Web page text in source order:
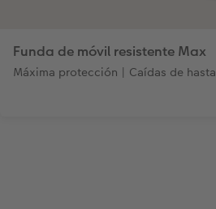
Funda de móvil resistente Max
Máxima protección | Caídas de